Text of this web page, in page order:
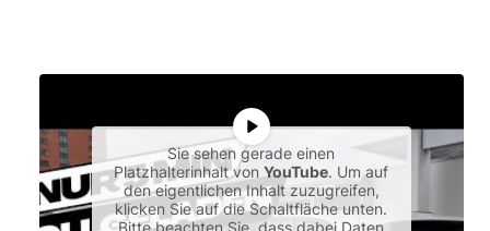
Sie sehen gerade einen
Platzhalterinhalt vonYouTube. Um auf
den eigentlichen Inhalt zuzugreifen,
klicken Sie auf die Schaltfläche unten.
Bitte beachten Sie, dass dabei Daten